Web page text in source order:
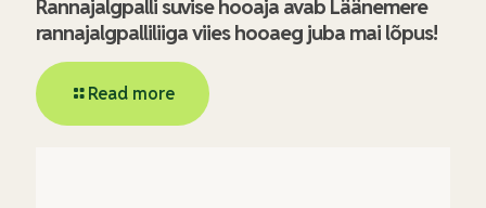
Rannajalgpalli suvise hooaja avab Läänemere
rannajalgpalliliiga viies hooaeg juba mai lõpus!
Read more